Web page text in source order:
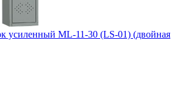
усиленный ML-11-30 (LS-01) (двойная